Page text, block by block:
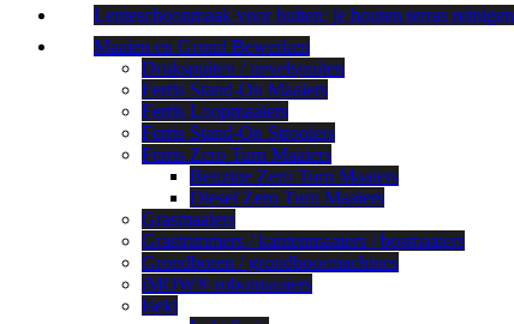
Lenteschoonmaak voor buiten: je houten terras reinigen
Maaien en Grond Bewerken
Drukspuiten / nevelspuiten
Ferris Stand-On Maaiers
Ferris Loopmaaiers
Ferris Stand-On Strooiers
Ferris Zero Turn Maaiers
Benzine Zero Turn Maaiers
Diesel Zero Turn Maaiers
Grasmaaiers
Grastrimmers / kantenmaaiers / bosmaaiers
Grondboren / grondboormachines
iMOW® robotmaaiers
Iseki